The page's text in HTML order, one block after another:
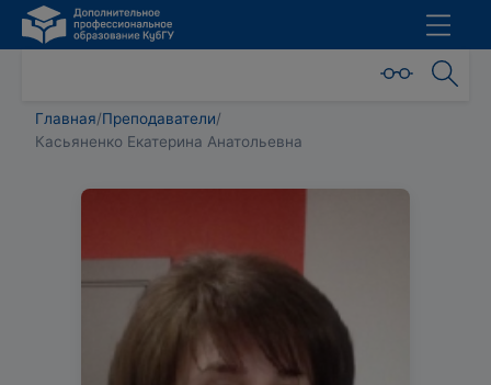
Главная/Преподаватели/
Касьяненко Екатерина Анатольевна